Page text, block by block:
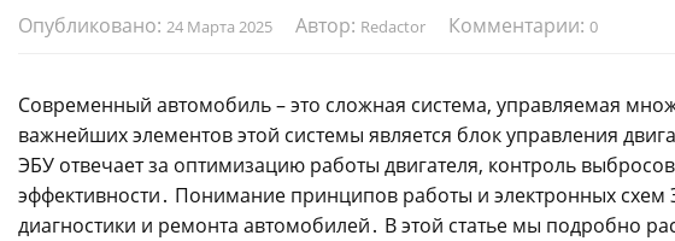
Опубликовано: 24 Марта 2025 Автор: Redactor Комментарии: 0
Современный автомобиль – это сложная система, управляемая
важнейших элементов этой системы является блок управления
ЭБУ отвечает за оптимизацию работы двигателя, контроль
эффективности․ Понимание принципов работы и электронных
диагностики и ремонта автомобилей․ В этой статье мы подробно